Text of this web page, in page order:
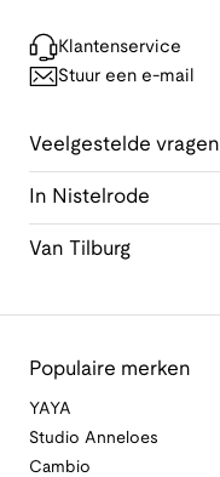
Klantenservice
Stuur een e-mail
Veelgestelde vragen
In Nistelrode
Van Tilburg
Populaire merken
YAYA
Studio Anneloes
Cambio